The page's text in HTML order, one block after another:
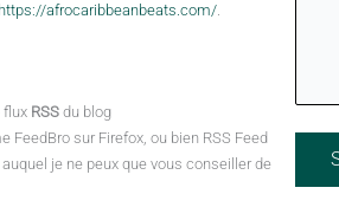
https://afrocaribbeanbeats.com/.
flux RSS du blog
FeedBro sur Firefox, ou bien RSS Feed
auquel je ne peux que vous conseiller de